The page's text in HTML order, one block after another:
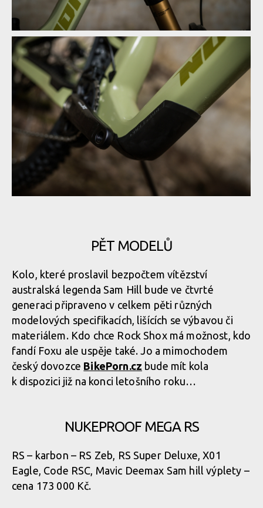
Novinka: Nukeproof Mega - počtvrté stejně a přesto jinak
Novinka: Nukeproof Mega - počtvrté stejně a přesto jinak
Novinka: Nukeproof Mega - počtvrté stejně a přesto jinak
Novinka: Nukeproof Mega - počtvrté stejně a přesto jinak
Novinka: Nukeproof Mega - počtvrté stejně a přesto jinak
Novinka: Nukeproof Mega - počtvrté stejně a přesto jinak
Novinka: Nukeproof Mega - počtvrté stejně a přesto jinak
Novinka: Nukeproof Mega - počtvrté stejně a přesto jinak
Novinka: Nukeproof Mega - počtvrté stejně a přesto jinak
Novinka: Nukeproof Mega - počtvrté stejně a přesto jinak
Novinka: Nukeproof Mega - počtvrté stejně a přesto jinak
Novinka: Nukeproof Mega - počtvrté stejně a přesto jinak
Novinka: Nukeproof Mega - počtvrté stejně a přesto jinak
Novinka: Nukeproof Mega - počtvrté stejně a přesto jinak
Novinka: Nukeproof Mega - počtvrté stejně a přesto jinak
PĚT MODELŮ
Kolo, které proslavil bezpočtem vítězství
australská legenda Sam Hill bude ve čtvrté
generaci připraveno v celkem pěti různých
modelových specifikacích, lišících se výbavou či
materiálem. Kdo chce Rock Shox má možnost, kdo
fandí Foxu ale uspěje také. Jo a mimochodem
český dovozce BikePorn.cz bude mít kola
k dispozici již na konci letošního roku…
NUKEPROOF MEGA RS
RS – karbon – RS Zeb, RS Super Deluxe, X01
Eagle, Code RSC, Mavic Deemax Sam hill výplety –
cena 173 000 Kč.